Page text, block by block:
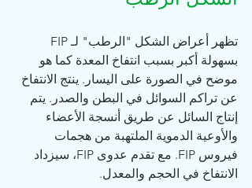
بسهولة أكبر بسبب انتفاخ المعدة كما هو
موضح في الصورة على اليسار. ينتج الانتفاخ
عن تراكم السوائل في البطن والصدر. يتم
إنتاج السائل عن طريق أنسجة الأعضاء
والأوعية الدموية الملتهبة من هجمات
فيروس FIP. مع تقدم عدوى FIP، سيزداد
الانتفاخ في الحجم والمعدل.